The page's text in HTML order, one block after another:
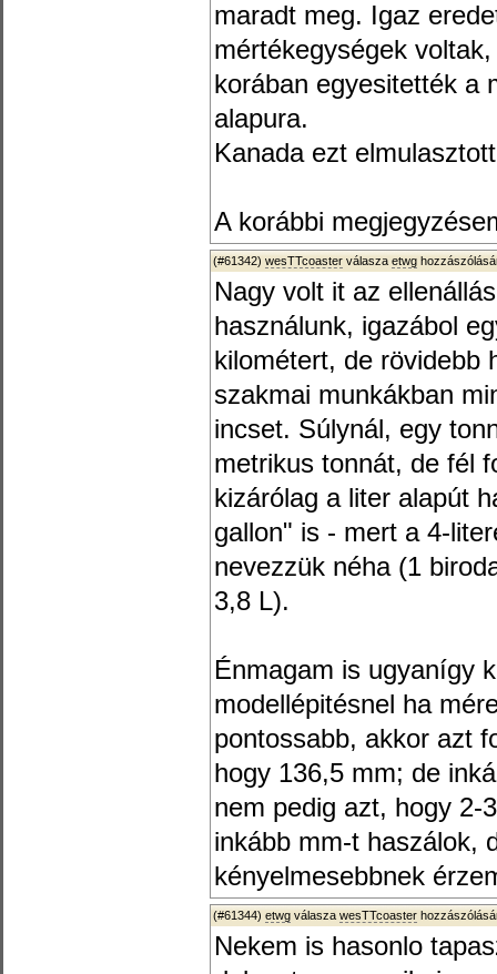
maradt meg. Igaz
mértékegységek
korában egyesitették a
alapura.
Kanada ezt
A korábbi
(#61342) wesTTcoaster válasza etwg
Nagy volt it az
használunk, igazábol
kilométert, de rövidebb
szakmai munkákban
incset. Súlynál, egy
metrikus tonnát, de fél
kizárólag a liter alapút
gallon" is - mert a 4-
nevezzük néha (1
3,8 L).
Énmagam is ugyanígy
modellépitésnel ha
pontossabb, akkor azt
hogy 136,5 mm; de
nem pedig azt, hogy 2-
inkább mm-t haszálok,
kényelmesebbnek
(#61344) etwg válasza wesTTcoaster
Nekem is hasonlo